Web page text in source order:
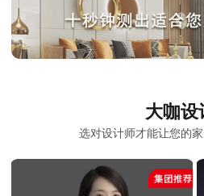
大咖设
选对设计师才能让您的